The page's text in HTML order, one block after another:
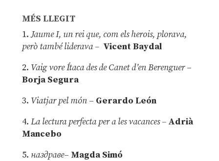
MÉS LLEGIT
1.Jaume I, un rei que, com els herois, plorava,
però també liderava – Vicent Baydal
2. Vaig vore Ítaca des de Canet d’en Berenguer–
Borja Segura
3. Viatjar pel món – Gerardo León
4. La lectura perfecta per a les vacances –Adrià
Mancebo
5. наздраве– Magda Simó